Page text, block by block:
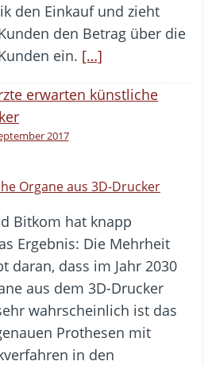
den Einkauf und zieht
den Betrag über die
ein. […]
2017
Organe aus 3D-Drucker
Bitkom hat knapp
Ergebnis: Die Mehrheit
daran, dass im Jahr 2030
aus dem 3D-Drucker
wahrscheinlich ist das
Prothesen mit
in den